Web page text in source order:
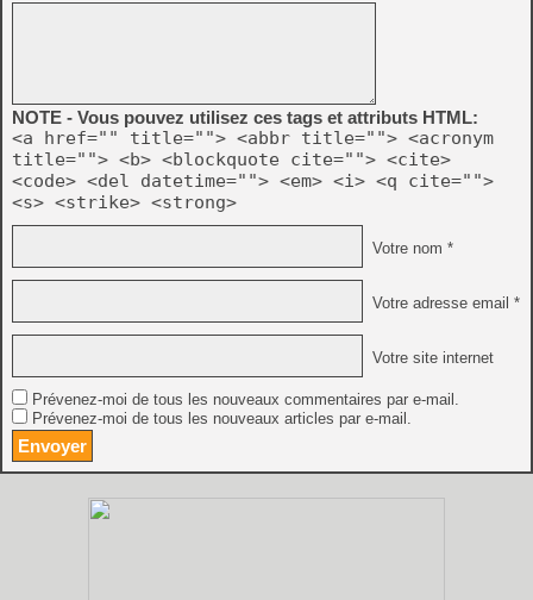
NOTE - Vous pouvez utilisez ces tags et attributs HTML:
<a href="" title=""> <abbr title=""> <acronym
title=""> <b> <blockquote cite=""> <cite>
<code> <del datetime=""> <em> <i> <q cite="">
<s> <strike> <strong>
Votre nom *
Votre adresse email *
Votre site internet
Prévenez-moi de tous les nouveaux commentaires par e-mail.
Prévenez-moi de tous les nouveaux articles par e-mail.